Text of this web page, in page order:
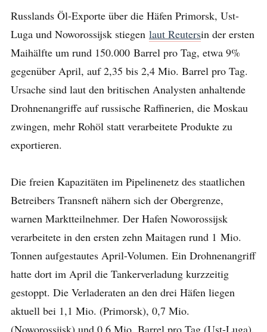
Russlands Öl-Exporte über die Häfen Primorsk, Ust-
Luga und Noworossijsk stiegen laut Reutersin der ersten
Maihälfte um rund 150.000 Barrel pro Tag, etwa 9%
gegenüber April, auf 2,35 bis 2,4 Mio. Barrel pro Tag.
Ursache sind laut den britischen Analysten anhaltende
Drohnenangriffe auf russische Raffinerien, die Moskau
zwingen, mehr Rohöl statt verarbeitete Produkte zu
exportieren.
Die freien Kapazitäten im Pipelinenetz des staatlichen
Betreibers Transneft nähern sich der Obergrenze,
warnen Marktteilnehmer. Der Hafen Noworossijsk
verarbeitete in den ersten zehn Maitagen rund 1 Mio.
Tonnen aufgestautes April-Volumen. Ein Drohnenangriff
hatte dort im April die Tankerverladung kurzzeitig
gestoppt. Die Verladeraten an den drei Häfen liegen
aktuell bei 1,1 Mio. (Primorsk), 0,7 Mio.
(Noworossijsk) und 0,6 Mio. Barrel pro Tag (Ust-Luga).